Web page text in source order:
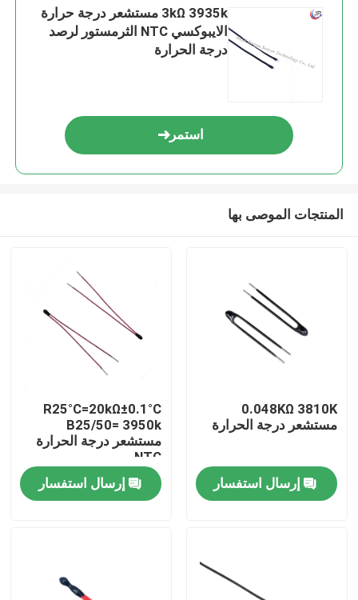
عرض الواقع الافتراضي
3kΩ 3935k مستشعر درجة حرارة
الايبوكسي NTC الثرمستور لرصد
درجة الحرارة
استمر
المنتجات الموصى بها
0.048KΩ 3810K
مستشعر درجة الحرارة
إرسال استفسار
R25°C=20kΩ±0.1°C
B25/50= 3950k
مستشعر درجة الحرارة
NTC
إرسال استفسار